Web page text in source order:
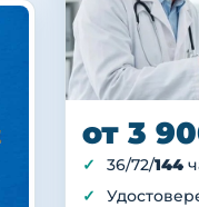
от 3
36/72/144